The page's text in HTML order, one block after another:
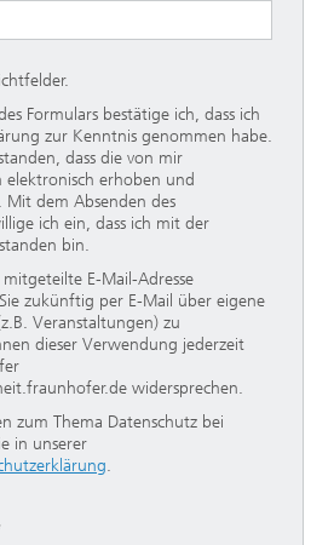
Formulars bestätige ich, dass ich
zur Kenntnis genommen habe.
dass die von mir
elektronisch erhoben und
dem Absenden des
ich ein, dass ich mit der
bin.
E-Mail-Adresse
zukünftig per E-Mail über eigene
Veranstaltungen) zu
dieser Verwendung jederzeit
widersprechen.
zum Thema Datenschutz bei
in unserer
.